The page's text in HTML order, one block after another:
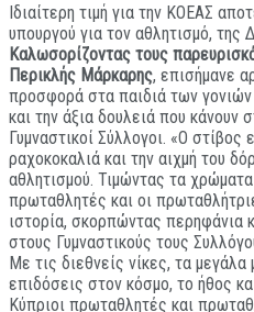
Ιδιαίτερη τιμή για την ΚΟΕΑΣ
υπουργού για τον αθλητισμό, της
Καλωσορίζοντας τους
Περικλής Μάρκαρης, επισήμανε
προσφορά στα παιδιά των
και την άξια δουλειά που κάνουν
Γυμναστικοί Σύλλογοι. «Ο στίβος
ραχοκοκαλιά και την αιχμή του
αθλητισμού. Τιμώντας τα
πρωταθλητές και οι
ιστορία, σκορπώντας περηφάνια
στους Γυμναστικούς τους
Με τις διεθνείς νίκες, τα μεγάλα
επιδόσεις στον κόσμο, το ήθος
Κύπριοι πρωταθλητές και